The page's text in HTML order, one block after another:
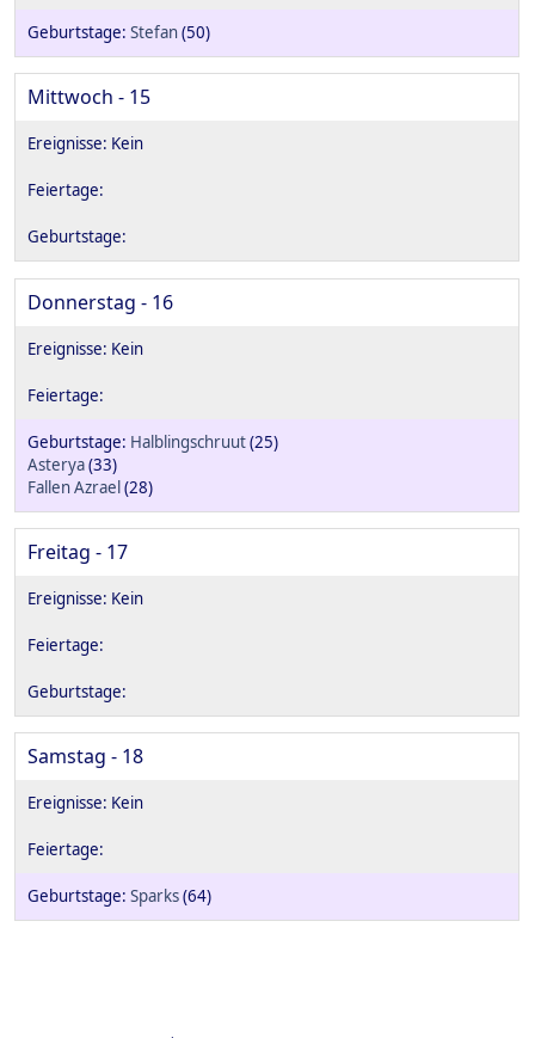
Stefan(50)
Mittwoch - 15
Donnerstag - 16
Halblingschruut(25)
Asterya(33)
Fallen Azrael(28)
Freitag - 17
Samstag - 18
Sparks(64)